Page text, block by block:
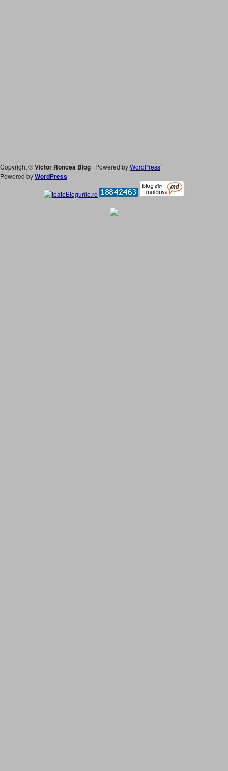
Copyright ©Victor Roncea Blog | Powered byWordPress
Powered byWordPress